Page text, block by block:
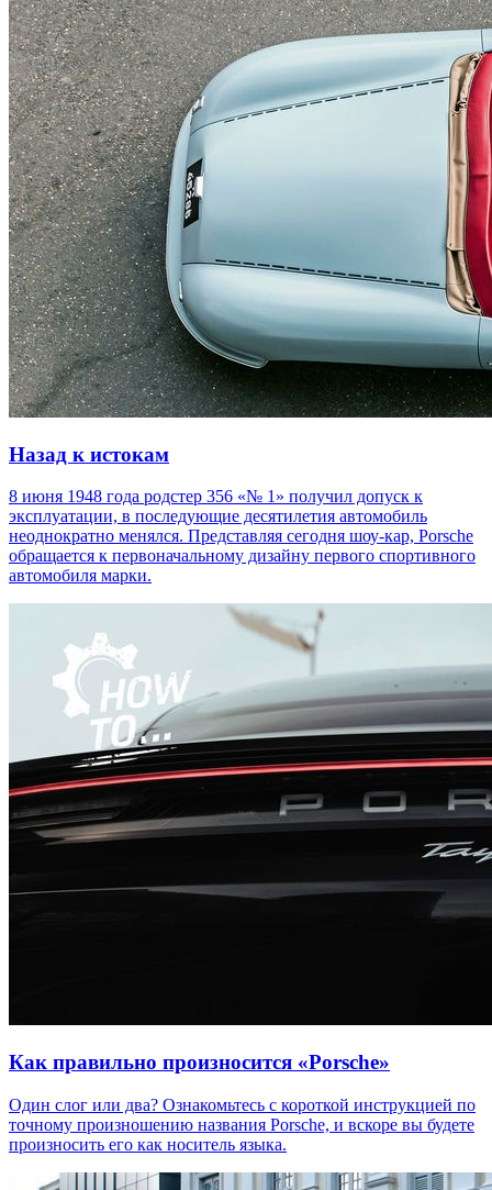
Назад к истокам
8 июня 1948 года родстер 356 «№ 1» получил допуск к
эксплуатации, в последующие десятилетия автомобиль
неоднократно менялся. Представляя сегодня шоу-кар, Porsche
обращается к первоначальному дизайну первого спортивного
автомобиля марки.
Как правильно произносится «Porsche»
Один слог или два? Ознакомьтесь с короткой инструкцией по
точному произношению названия Porsche, и вскоре вы будете
произносить его как носитель языка.